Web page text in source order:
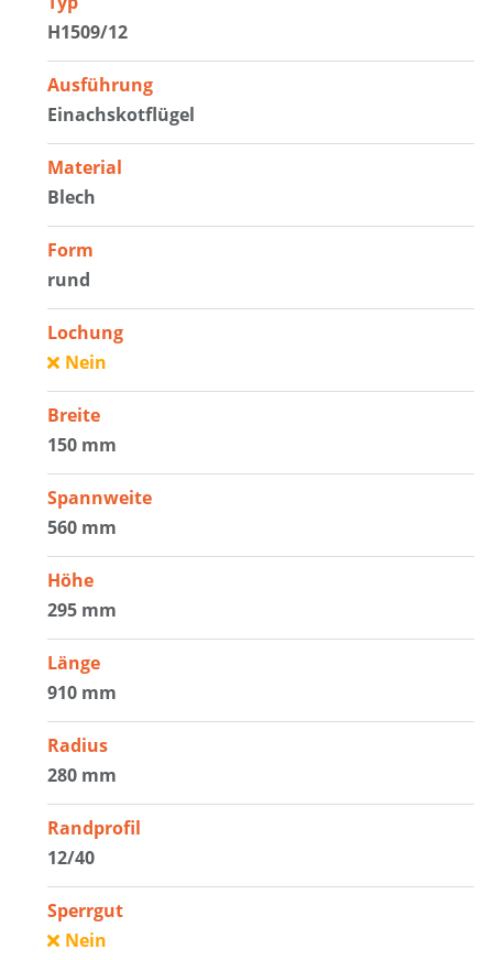
H1509/12
Ausführung
Einachskotflügel
Material
Blech
Form
rund
Lochung
Nein
Breite
150 mm
Spannweite
560 mm
Höhe
295 mm
Länge
910 mm
Radius
280 mm
Randprofil
12/40
Sperrgut
Nein